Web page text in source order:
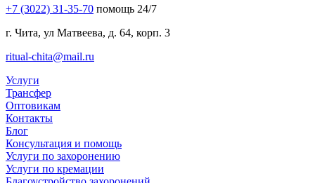
+7 (3022) 31-35-70 помощь 24/7
г. Чита, ул Матвеева, д. 64, корп. 3
ritual-chita@mail.ru
Услуги
Трансфер
Оптовикам
Контакты
Блог
Консультация и помощь
Услуги по захоронению
Услуги по кремации